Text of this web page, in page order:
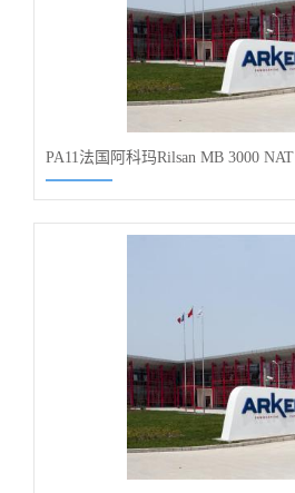
PA11法国阿科玛Rilsan MB 3000 NAT